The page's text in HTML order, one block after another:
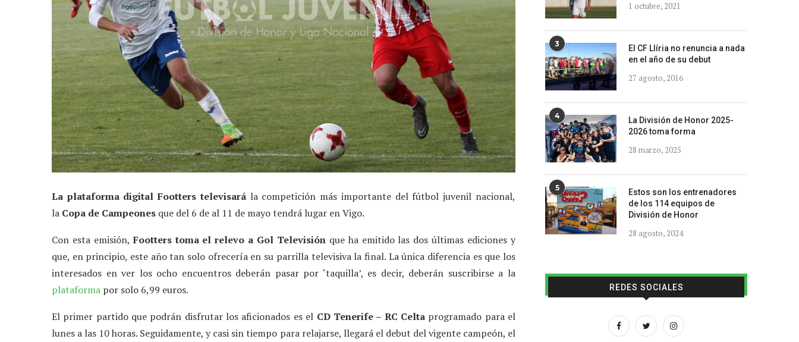
La plataforma digital Footters televisará la competición más importante del fútbol juvenil nacional,
la Copa de Campeones que del 6 de al 11 de mayo tendrá lugar en Vigo.
Con esta emisión, Footters toma el relevo a Gol Televisiónque ha emitido las dos últimas ediciones y
que, en principio, este año tan solo ofrecería en su parrilla televisiva la final. La única diferencia es que los
interesados en ver los ocho encuentros deberán pasar por ‘taquilla’, es decir, deberán suscribirse a la
plataforma por solo 6,99 euros.
El primer partido que podrán disfrutar los aficionados es el CD Tenerife – RC Celta programado para el
lunes a las 10 horas. Seguidamente, y casi sin tiempo para relajarse, llegará el debut del vigente campeón, el
1 octubre, 2021
3
El CF Llíria no renuncia a nada
en el año de su debut
27 agosto, 2016
4
La División de Honor 2025-
2026 toma forma
28 marzo, 2025
5
Estos son los entrenadores
de los 114 equipos de
División de Honor
28 agosto, 2024
REDES SOCIALES